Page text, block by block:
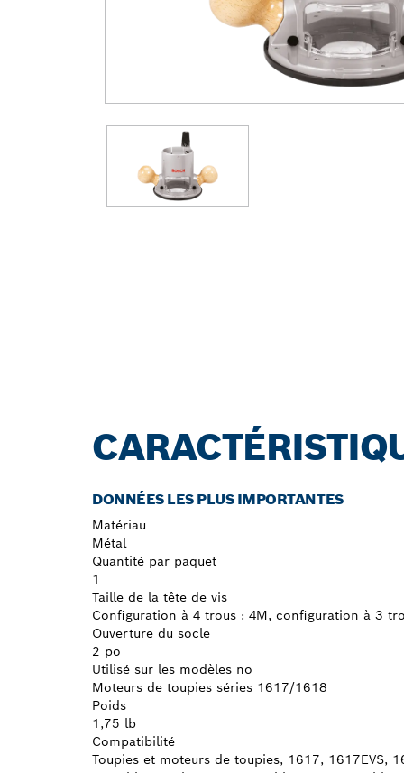
DONNÉES LES PLUS IMPORTANTES
Matériau
Métal
Quantité par paquet
1
Taille de la tête de vis
Configuration à 4 trous : 4M, configuration à 3
Ouverture du socle
2 po
Utilisé sur les modèles no
Moteurs de toupies séries 1617/1618
Poids
1,75 lb
Compatibilité
Toupies et moteurs de toupies, 1617, 1617EVS,